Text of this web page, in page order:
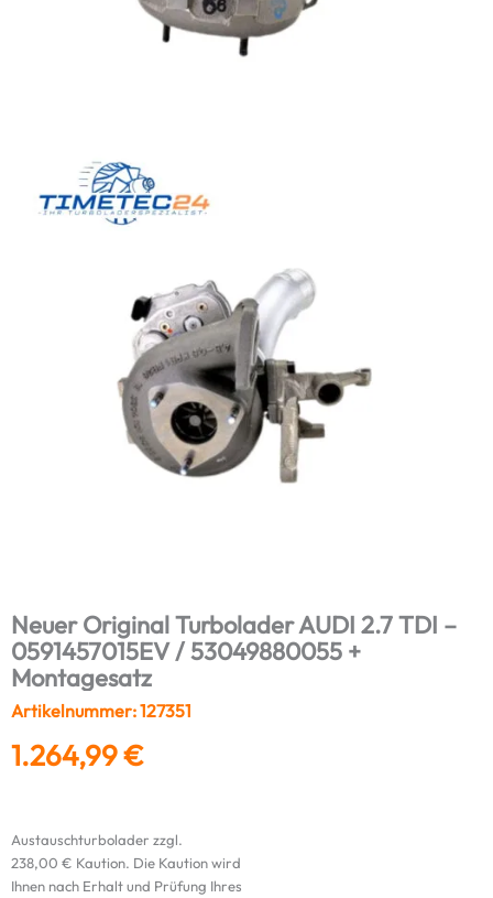
Neuer Original Turbolader AUDI 2.7 TDI –
0591457015EV / 53049880055 +
Montagesatz
Artikelnummer: 127351
1.264,99€
Austauschturbolader zzgl.
238,00 € Kaution. Die Kaution wird
Ihnen nach Erhalt und Prüfung Ihres